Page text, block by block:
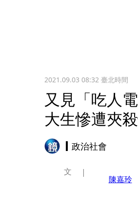
2021.09.03 08:32臺北時間
又見「吃人
大生慘遭夾
政治社會
文
陳嘉玲